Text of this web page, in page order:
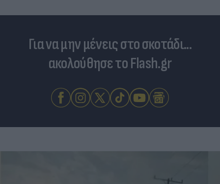
Για να μην μένεις στο σκοτάδι...
ακολούθησε το Flash.gr